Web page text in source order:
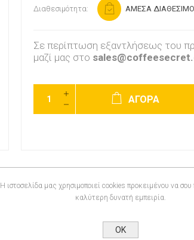
Διαθεσιμότητα: ΑΜΕΣΑ ΔΙΑΘΕΣΙΜΟ
Σε περίπτωση εξαντλήσεως του
μαζί μας στο
ΑΓΟΡΑ
Η ιστοσελίδα μας χρησιμοποιεί cookies προκειμένου να
καλύτερη δυνατή εμπειρία.
OK